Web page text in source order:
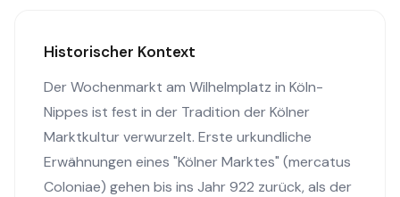
Historischer Kontext
Der Wochenmarkt am Wilhelmplatz in Köln-
Nippes ist fest in der Tradition der Kölner
Marktkultur verwurzelt. Erste urkundliche
Erwähnungen eines "Kölner Marktes" (mercatus
Coloniae) gehen bis ins Jahr 922 zurück, als der